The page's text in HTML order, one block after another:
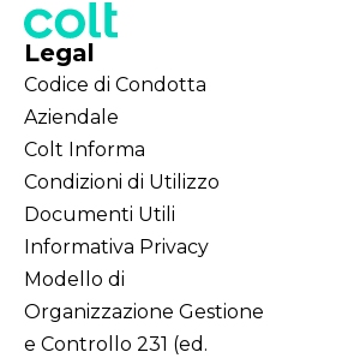
Legal
Codice di Condotta
Aziendale
Colt Informa
Condizioni di Utilizzo
Documenti Utili
Informativa Privacy
Modello di
Organizzazione Gestione
e Controllo 231 (ed.